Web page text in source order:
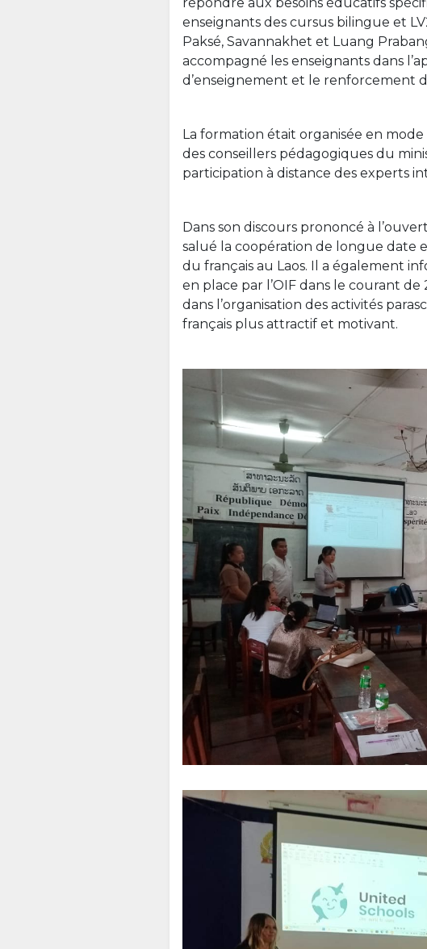
enseignants des cursus bilingue et
Paksé, Savannakhet et Luang
accompagné les enseignants dans
d’enseignement et le renforcement
La formation était organisée en
des conseillers pédagogiques du
participation à distance des experts
Dans son discours prononcé à
salué la coopération de longue date
du français au Laos. Il a également
en place par l’OIF dans le courant de
dans l’organisation des activités
français plus attractif et motivant.